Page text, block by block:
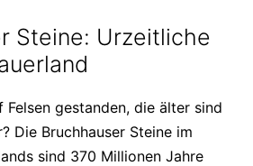
Steine: Urzeitliche
Felsen gestanden, die älter sind
Die Bruchhauser Steine im
sind 370 Millionen Jahre